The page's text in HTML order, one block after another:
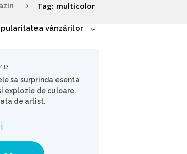
Tag: multicolor
sa surprinda esenta
explozie de culoare.
de artist.